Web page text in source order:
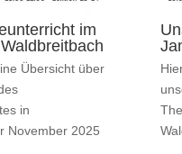
im
Übersicht über
in
November 2025